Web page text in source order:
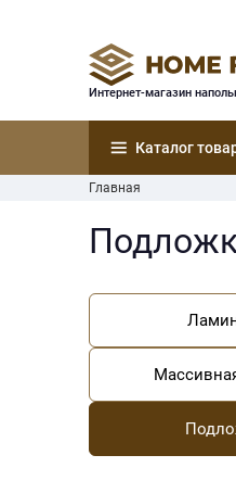
Интернет-магазин
Каталог
Главная